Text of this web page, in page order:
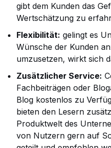
gibt dem Kunden das
Wertschätzung zu
Flexibilität: gelingt es
Wünsche der Kunden
umzusetzen, wirkt sich
Zusätzlicher Service:
Fachbeiträgen oder
Blog kostenlos zu
bieten den Lesern
Produktwelt des
von Nutzern gern auf